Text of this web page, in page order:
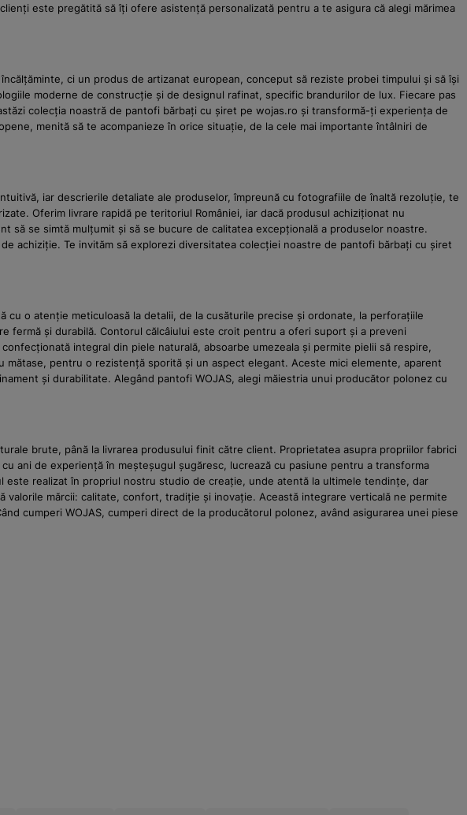
este pregătită să îți ofere asistență personalizată pentru a te asigura că alegi mărimea
ci un produs de artizanat european, conceput să reziste probei timpului și să își
moderne de construcție și de designul rafinat, specific brandurilor de lux. Fiecare pas
colecția noastră de pantofi bărbați cu șiret pe wojas.ro și transformă-ți experiența de
menită să te acompanieze în orice situație, de la cele mai importante întâlniri de
iar descrierile detaliate ale produselor, împreună cu fotografiile de înaltă rezoluție, te
Oferim livrare rapidă pe teritoriul României, iar dacă produsul achiziționat nu
să se simtă mulțumit și să se bucure de calitatea excepțională a produselor noastre.
achiziție. Te invităm să explorezi diversitatea colecției noastre de pantofi bărbați cu șiret
o atenție meticuloasă la detalii, de la cusăturile precise și ordonate, la perforațiile
fermă și durabilă. Contorul călcâiului este croit pentru a oferi suport și a preveni
integral din piele naturală, absoarbe umezeala și permite pielii să respire,
pentru o rezistență sporită și un aspect elegant. Aceste mici elemente, aparent
și durabilitate. Alegând pantofi WOJAS, alegi măiestria unui producător polonez cu
brute, până la livrarea produsului finit către client. Proprietatea asupra propriilor fabrici
ani de experiență în meșteșugul șugăresc, lucrează cu pasiune pentru a transforma
realizat în propriul nostru studio de creație, unde atentă la ultimele tendințe, dar
mărcii: calitate, confort, tradiție și inovație. Această integrare verticală ne permite
cumperi WOJAS, cumperi direct de la producătorul polonez, având asigurarea unei piese